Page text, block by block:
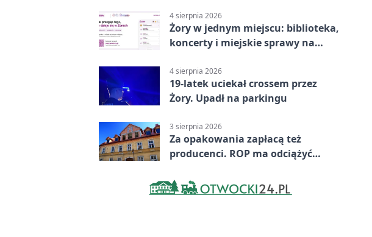
4 sierpnia 2026
Żory w jednym miejscu: biblioteka,
koncerty i miejskie sprawy na
4 sierpnia 2026
19-latek uciekał crossem przez
Żory. Upadł na parkingu
3 sierpnia 2026
Za opakowania zapłacą też
producenci. ROP ma odciążyć